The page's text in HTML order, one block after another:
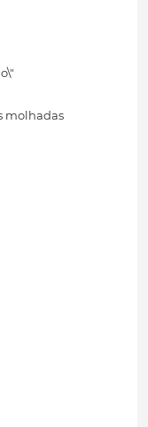
molhadas